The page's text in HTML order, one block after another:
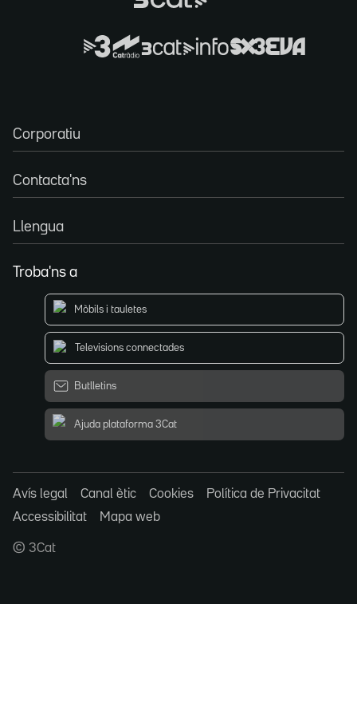
Corporatiu
Contacta'ns
Llengua
Troba'ns a
Mòbils i tauletes
Televisions connectades
Butlletins
Ajuda plataforma 3Cat
Avís legal Canal ètic Cookies
Política de Privacitat
Accessibilitat
Mapa web
© 3Cat